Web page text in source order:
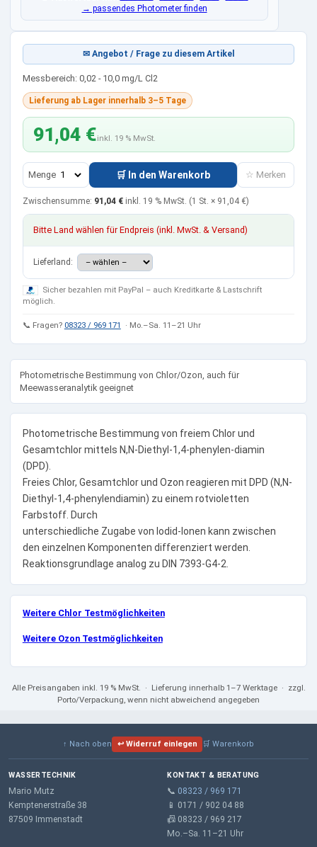
→ passendes Photometer finden
✉ Angebot / Frage zu diesem Artikel
Messbereich: 0,02 - 10,0 mg/L Cl2
Lieferung ab Lager innerhalb 3–5 Tage
91,04 €inkl. 19 % MwSt.
Menge 🛒 In den Warenkorb ☆ Merken
Zwischensumme: 91,04 € inkl. 19 % MwSt. (1 St. × 91,04 €)
Bitte Land wählen für Endpreis (inkl. MwSt. & Versand)
Lieferland:
Sicher bezahlen mit PayPal – auch Kreditkarte & Lastschrift
möglich.
📞 Fragen? 08323 / 969 171 · Mo.–Sa. 11–21 Uhr
Photometrische Bestimmung von Chlor/Ozon, auch für
Meewasseranalytik geeignet
Photometrische Bestimmung von freiem Chlor und
Gesamtchlor mittels N,N-Diethyl-1,4-phenylen-diamin
(DPD).
Freies Chlor, Gesamtchlor und Ozon reagieren mit DPD (N,N-
Diethyl-1,4-phenylendiamin) zu einem rotvioletten
Farbstoff. Durch
unterschiedliche Zugabe von Iodid-Ionen kann zwischen
den einzelnen Komponenten differenziert werden.
Reaktionsgrundlage analog zu DIN 7393-G4-2.
Weitere Chlor Testmöglichkeiten
Weitere Ozon Testmöglichkeiten
Alle Preisangaben inkl. 19 % MwSt.
· Lieferung innerhalb 1–7 Werktage · zzgl.
Porto/Verpackung, wenn nicht abweichend angegeben
↑ Nach oben ↩ Widerruf einlegen 🛒 Warenkorb
WASSERTECHNIK
Mario Mutz
Kemptenerstraße 38
87509 Immenstadt
KONTAKT & BERATUNG
📞 08323 / 969 171
📱 0171 / 902 04 88
📠 08323 / 969 217
Mo.–Sa. 11–21 Uhr